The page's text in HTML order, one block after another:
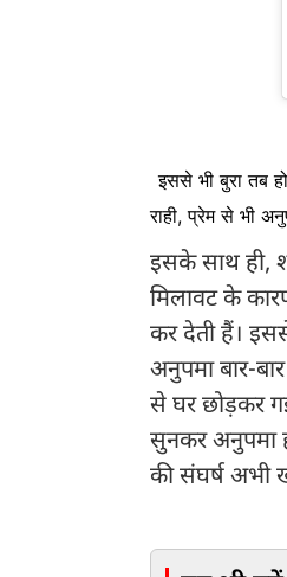
इससे भी बुरा तब
राही, प्रेम से भी
इसके साथ ही,
मिलावट के
कर देती हैं।
अनुपमा बार-
से घर छोड़कर
सुनकर अनुपमा
की संघर्ष अभी